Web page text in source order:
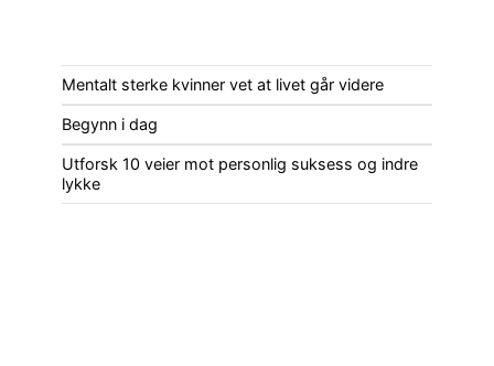
Mentalt sterke kvinner vet at livet går videre
Begynn i dag
Utforsk 10 veier mot personlig suksess og indre
lykke